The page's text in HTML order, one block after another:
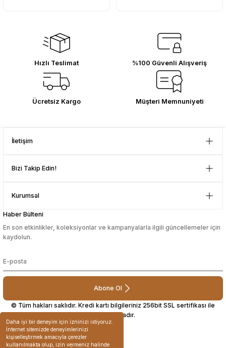
Daha iyi bir deneyim için izninizi istiyoruz.
İnternet sitemizde deneyimlerinizi
kişiselleştirmek amacıyla çerezler
kullanılmakta olup, izin vermeniz halinde
Hızlı Teslimat %100 Güvenli Alışveriş
Ücretsiz Kargo Müşteri Memnuniyeti
İletişim
Bizi Takip Edin!
Kurumsal
Haber Bülteni
En son etkinlikler, koleksiyonlar ve kampanyalarla ilgili güncellemeler için
kaydolun.
Abone Ol
© Tüm hakları saklıdır. Kredi kartı bilgileriniz 256bit SSL sertifikası ile
korunmaktadır.